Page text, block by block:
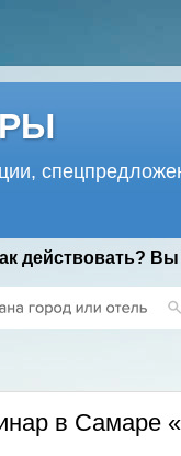
действовать?
в Самаре